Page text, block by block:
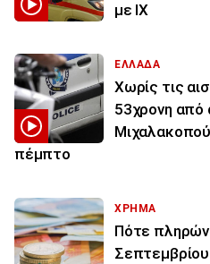
με ΙΧ
ΕΛΛΑΔΑ
Χωρίς τις
53χρονη
πέμπτο
ΧΡΗΜΑ
Πότε
Σεπτεμβρίου